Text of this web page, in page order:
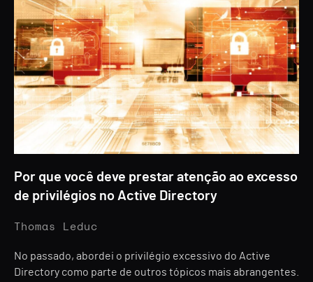
Por que você deve prestar atenção ao excesso
de privilégios no Active Directory
Thomas Leduc
No passado, abordei o privilégio excessivo do Active
Directory como parte de outros tópicos mais abrangentes.